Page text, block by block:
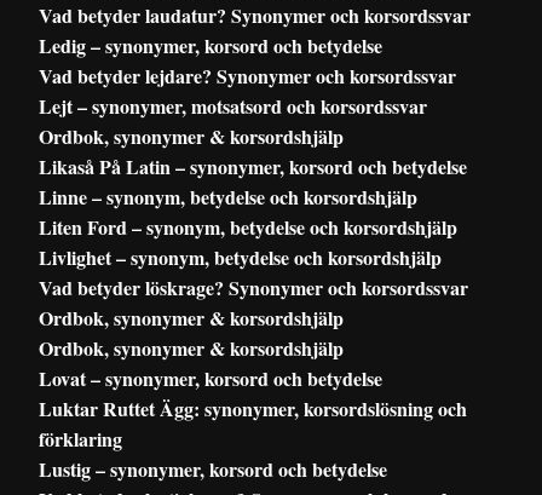
Vad betyder laudatur? Synonymer och korsordssvar
Ledig – synonymer, korsord och betydelse
Vad betyder lejdare? Synonymer och korsordssvar
Lejt – synonymer, motsatsord och korsordssvar
Ordbok, synonymer & korsordshjälp
Likaså På Latin – synonymer, korsord och betydelse
Linne – synonym, betydelse och korsordshjälp
Liten Ford – synonym, betydelse och korsordshjälp
Livlighet – synonym, betydelse och korsordshjälp
Vad betyder löskrage? Synonymer och korsordssvar
Ordbok, synonymer & korsordshjälp
Ordbok, synonymer & korsordshjälp
Lovat – synonymer, korsord och betydelse
Luktar Ruttet Ägg: synonymer, korsordslösning och
förklaring
Lustig – synonymer, korsord och betydelse